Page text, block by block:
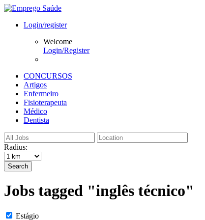
Login/register
Welcome
Login/Register
CONCURSOS
Artigos
Enfermeiro
Fisioterapeuta
Médico
Dentista
Radius:
Search
Jobs tagged "inglês técnico"
Estágio